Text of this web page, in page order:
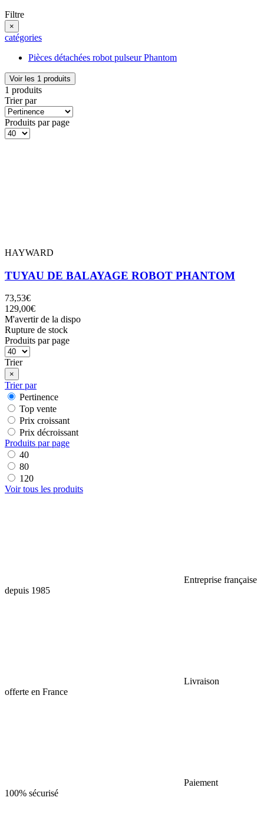
Filtre
×
catégories
Pièces détachées robot pulseur Phantom
Voir les 1 produits
1 produits
Trier par
Produits par page
HAYWARD
TUYAU DE BALAYAGE ROBOT PHANTOM
73,53€
129,00€
M'avertir de la dispo
Rupture de stock
Produits par page
Trier
×
Trier par
Pertinence
Top vente
Prix croissant
Prix décroissant
Produits par page
40
80
120
Voir tous les produits
Entreprise française
depuis 1985
Livraison
offerte en France
Paiement
100% sécurisé